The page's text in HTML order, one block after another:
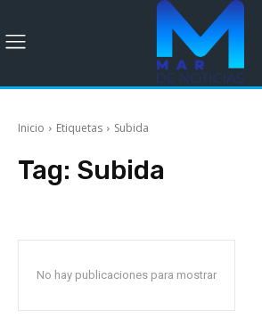
Inicio Etiquetas Subida
Tag: Subida
No hay publicaciones para mostrar